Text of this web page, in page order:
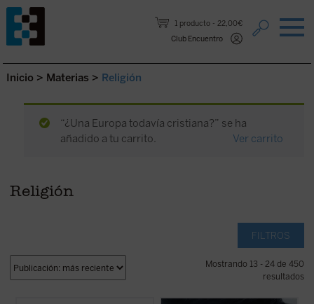
1 producto
22,00€
Club Encuentro
Saltar al contenido.
Inicio > Materias > Religión
“¿Una Europa todavía cristiana?” se ha
añadido a tu carrito.
Ver carrito
Religión
FILTROS
Mostrando 13 - 24 de 450
resultados